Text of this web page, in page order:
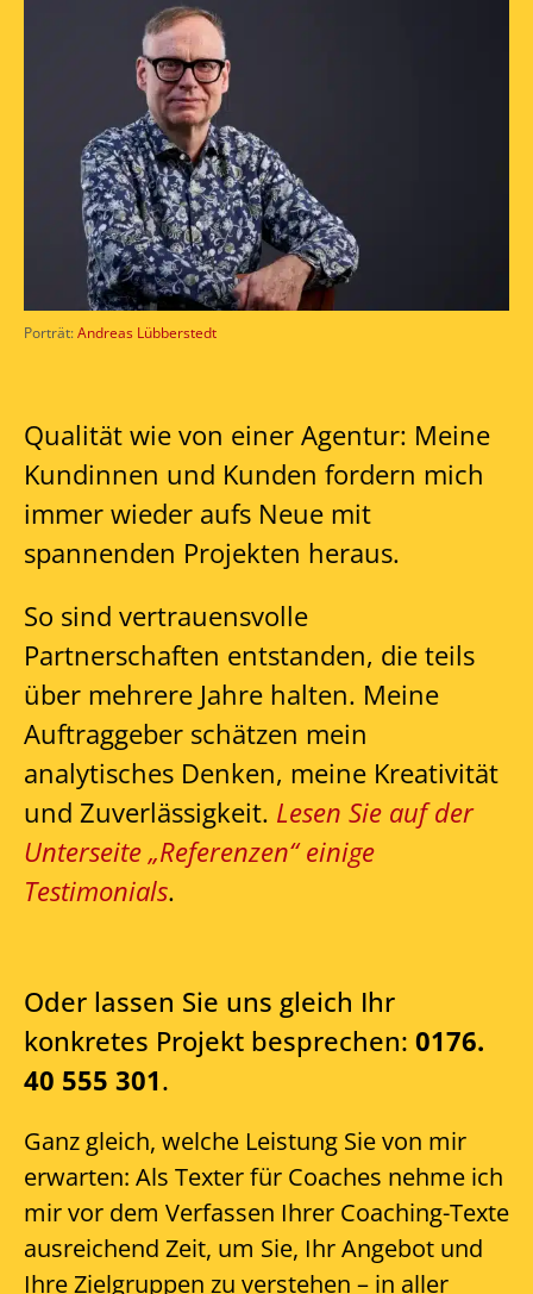
Porträt:Andreas Lübberstedt
Qualität wie von einer Agentur: Meine
Kundinnen und Kunden fordern mich
immer wieder aufs Neue mit
spannenden Projekten heraus.
So sind vertrauensvolle
Partnerschaften entstanden, die teils
über mehrere Jahre halten. Meine
Auftraggeber schätzen mein
analytisches Denken, meine Kreativität
und Zuverlässigkeit. Lesen Sie auf der
Unterseite „Referenzen“ einige
Testimonials.
Oder lassen Sie uns gleich Ihr
konkretes Projekt besprechen: 0176.
40 555 301.
Ganz gleich, welche Leistung Sie von mir
erwarten: Als Texter für Coaches nehme ich
mir vor dem Verfassen Ihrer Coaching-Texte
ausreichend Zeit, um Sie, Ihr Angebot und
Ihre Zielgruppen zu verstehen – in aller